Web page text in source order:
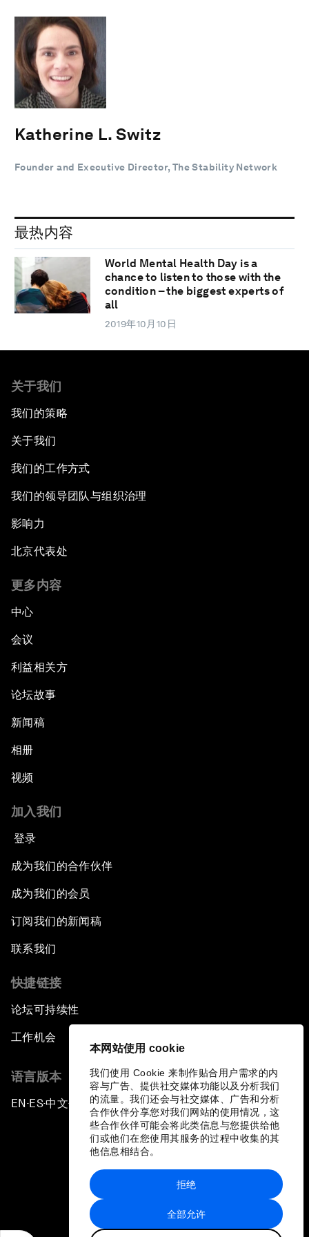
本网站使用 cookie
我们使用 Cookie 来制作贴合用户需求的内
容与广告、提供社交媒体功能以及分析我们
的流量。我们还会与社交媒体、广告和分析
合作伙伴分享您对我们网站的使用情况，这
些合作伙伴可能会将此类信息与您提供给他
们或他们在您使用其服务的过程中收集的其
他信息相结合。
全部允许
拒绝
Katherine L. Switz
Founder and Executive Director, The Stability Network
最热内容
World Mental Health Day is a
chance to listen to those with the
condition – the biggest experts of
all
2019年10月10日
关于我们
我们的策略
关于我们
我们的工作方式
我们的领导团队与组织治理
影响力
北京代表处
更多内容
中心
会议
利益相关方
论坛故事
新闻稿
相册
视频
加入我们
登录
成为我们的合作伙伴
成为我们的会员
订阅我们的新闻稿
联系我们
快捷链接
论坛可持续性
工作机会
语言版本
EN ▪ ES▪中文▪ 日本語
站点地图